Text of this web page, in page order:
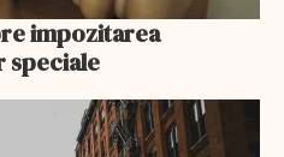
impozitarea
speciale